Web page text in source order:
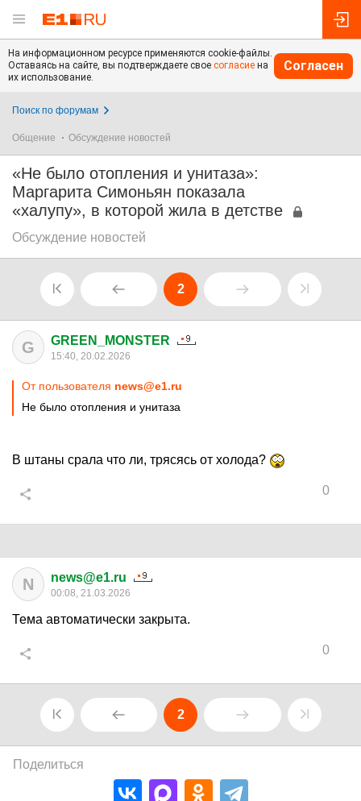
На информационном ресурсе применяются cookie-файлы.
Оставаясь на сайте, вы подтверждаете свое согласие на
их использование.
Согласен
Поиск по форумам
Общение Обсуждение новостей
«Не было отопления и унитаза»:
Маргарита Симоньян показала
«халупу», в которой жила в детстве
Обсуждение новостей
2
G GREEN_MONSTER
15:40, 20.02.2026
От пользователя news@e1.ru
Не было отопления и унитаза
В штаны срала что ли, трясясь от холода?
0
N news@e1.ru
00:08, 21.03.2026
Тема автоматически закрыта.
0
2
Поделиться